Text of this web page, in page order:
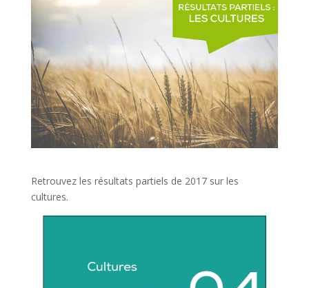
Retrouvez les résultats partiels de 2017 sur les
cultures.